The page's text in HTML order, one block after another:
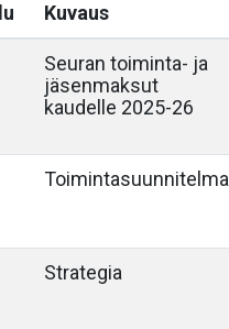
Kuvaus
Seuran toiminta- ja
jäsenmaksut
kaudelle 2025-26
Toimintasuunnitelma
Strategia